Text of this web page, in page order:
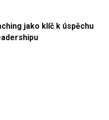
jako klíč k úspěchu